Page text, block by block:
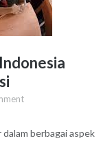
berbagai aspek